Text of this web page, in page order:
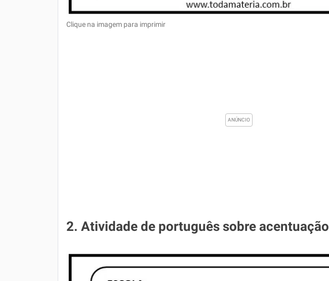
Clique na imagem para imprimir
2. Atividade de português sobre acentuação